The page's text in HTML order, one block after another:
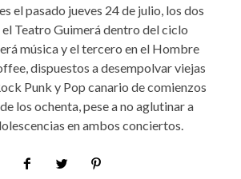
el pasado jueves 24 de julio, los dos
Teatro Guimerá dentro del ciclo
música y el tercero en el Hombre
dispuestos a desempolvar viejas
Punk y Pop canario de comienzos
los ochenta, pese a no aglutinar a
en ambos conciertos.